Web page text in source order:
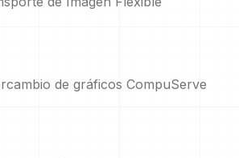
de gráficos CompuServe